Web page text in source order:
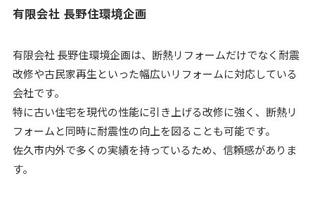
有限会社 長野住環境企画
有限会社 長野住環境企画は、断熱リフォームだけでなく耐震
改修や古民家再生といった幅広いリフォームに対応している
会社です。
特に古い住宅を現代の性能に引き上げる改修に強く、断熱リ
フォームと同時に耐震性の向上を図ることも可能です。
佐久市内外で多くの実績を持っているため、信頼感がありま
す。